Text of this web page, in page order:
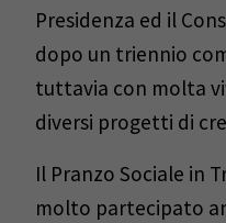
Presidenza ed il
dopo un triennio
tuttavia con molta
diversi progetti di
Il Pranzo Sociale in
molto partecipato